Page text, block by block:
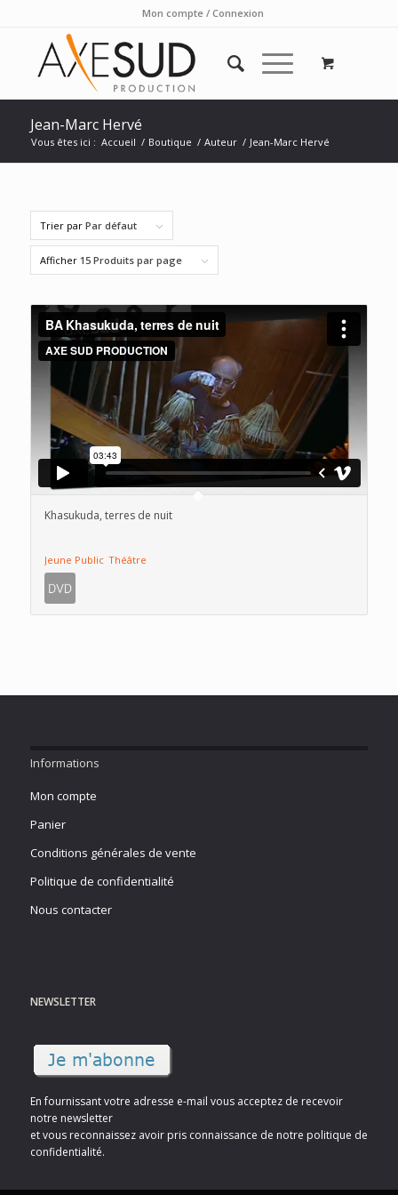
Mon compte / Connexion
Jean-Marc Hervé
Vous êtes ici : Accueil / Boutique / Auteur / Jean-Marc Hervé
Trier par Par défaut
Afficher 15 Produits par page
Khasukuda, terres de nuit
Jeune Public Théâtre
Informations
Mon compte
Panier
Conditions générales de vente
Politique de confidentialité
Nous contacter
NEWSLETTER
En fournissant votre adresse e-mail vous acceptez de recevoir
notre newsletter
et vous reconnaissez avoir pris connaissance de notre politique de
confidentialité.